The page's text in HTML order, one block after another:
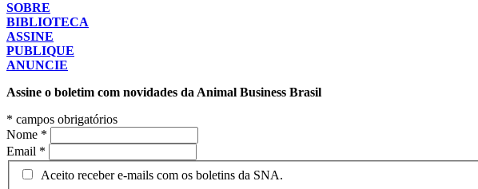
SOBRE
BIBLIOTECA
ASSINE
PUBLIQUE
ANUNCIE
Assine o boletim com novidades da Animal Business Brasil
* campos obrigatórios
Nome *
Email *
Aceito receber e-mails com os boletins da SNA.